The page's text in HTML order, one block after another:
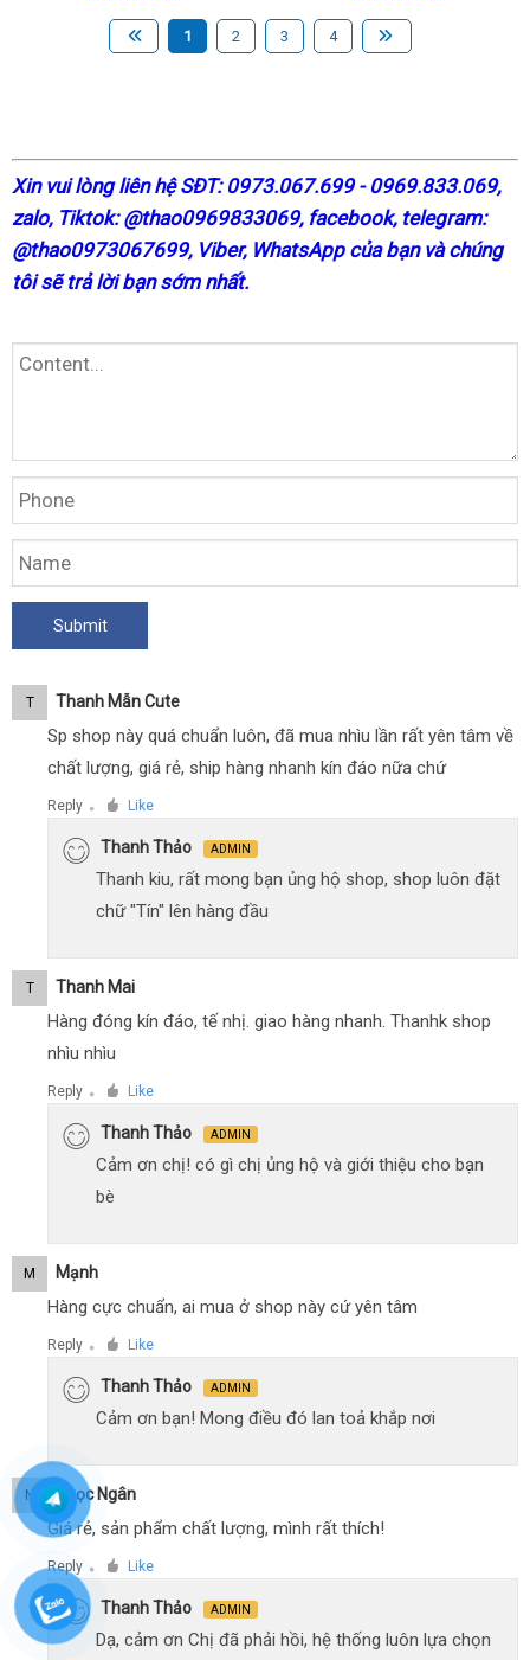
1 2 3 4
Xin vui lòng liên hệ SĐT: 0973.067.699 - 0969.833.069,
zalo, Tiktok: @thao0969833069, facebook, telegram:
@thao0973067699, Viber, WhatsApp của bạn và chúng
tôi sẽ trả lời bạn sớm nhất.
T Thanh Mẫn Cute
Sp shop này quá chuẩn luôn, đã mua nhìu lần rất yên tâm về
chất lượng, giá rẻ, ship hàng nhanh kín đáo nữa chứ
Reply ● Like
Thanh Thảo ADMIN
Thanh kiu, rất mong bạn ủng hộ shop, shop luôn đặt
chữ "Tín" lên hàng đầu
T Thanh Mai
Hàng đóng kín đáo, tế nhị. giao hàng nhanh. Thanhk shop
nhìu nhìu
Reply ● Like
Thanh Thảo ADMIN
Cảm ơn chị! có gì chị ủng hộ và giới thiệu cho bạn
bè
M Mạnh
Hàng cực chuẩn, ai mua ở shop này cứ yên tâm
Reply ● Like
Thanh Thảo ADMIN
Cảm ơn bạn! Mong điều đó lan toả khắp nơi
N Ngọc Ngân
Giá rẻ, sản phẩm chất lượng, mình rất thích!
Reply ● Like
Thanh Thảo ADMIN
Dạ, cảm ơn Chị đã phải hồi, hệ thống luôn lựa chọn